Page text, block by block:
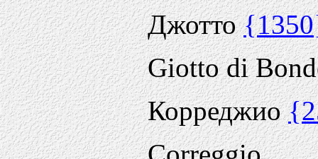
Джотто
Giotto di
Корреджио